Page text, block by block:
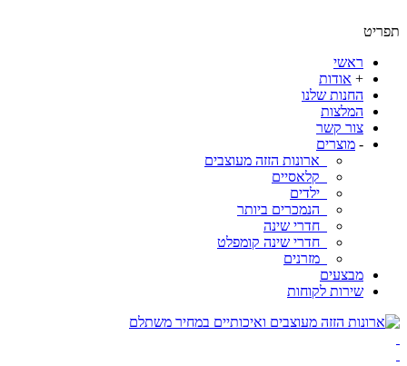
תפריט
ראשי
+ אודות
החנות שלנו
המלצות
צור קשר
- מוצרים
ארונות הזזה מעוצבים
קלאסיים
ילדים
הנמכרים ביותר
חדרי שינה
חדרי שינה קומפלט
מזרנים
מבצעים
שירות לקוחות